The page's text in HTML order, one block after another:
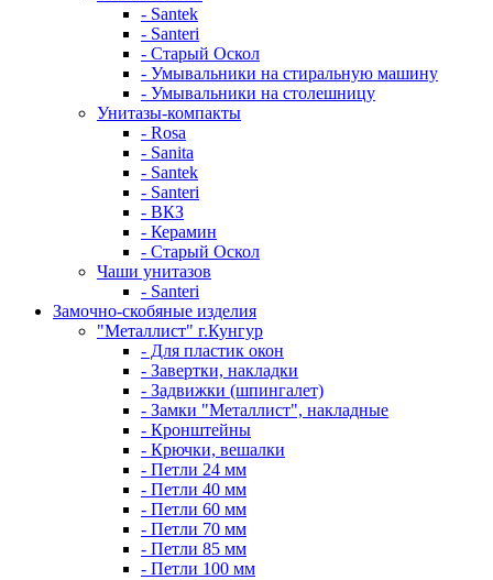
- Santek
- Santeri
- Старый Оскол
- Умывальники на стиральную машину
- Умывальники на столешницу
Унитазы-компакты
- Rosa
- Sanita
- Santek
- Santeri
- ВКЗ
- Керамин
- Старый Оскол
Чаши унитазов
- Santeri
Замочно-скобяные изделия
"Металлист" г.Кунгур
- Для пластик окон
- Завертки, накладки
- Задвижки (шпингалет)
- Замки "Металлист", накладные
- Кронштейны
- Крючки, вешалки
- Петли 24 мм
- Петли 40 мм
- Петли 60 мм
- Петли 70 мм
- Петли 85 мм
- Петли 100 мм